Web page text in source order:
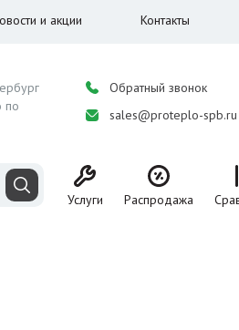
и акции Контакты
по
Обратный звонок
sales@proteplo-spb.ru
Услуги Распродажа